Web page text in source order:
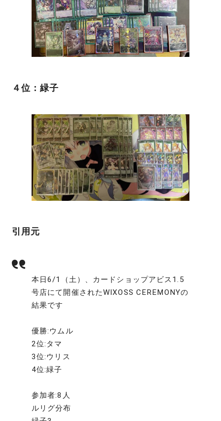
４位：緑子
引用元
本日6/1（土）、カードショップアビス1.5
号店にて開催されたWIXOSS CEREMONYの
結果です
優勝:ウムル
2位:タマ
3位:ウリス
4位:緑子
参加者:8人
ルリグ分布